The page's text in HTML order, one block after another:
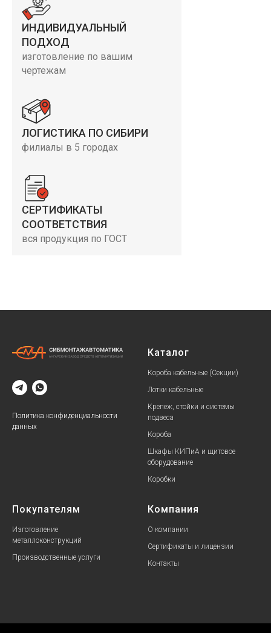
ИНДИВИДУАЛЬНЫЙ
ПОДХОД
изготовление по вашим
чертежам
ЛОГИСТИКА ПО СИБИРИ
филиалы в 5 городах
СЕРТИФИКАТЫ
СООТВЕТСТВИЯ
вся продукция по ГОСТ
Политика конфиденциальности
данных
Каталог
Короба кабельные (Секции)
Лотки кабельные
Крепеж, стойки и системы
подвеса
Короба
Шкафы КИПиА и щитовое
оборудование
Коробки
Покупателям
Изготовление
металлоконструкций
Производственные услуги
Компания
О компании
Сертификаты и лицензии
Контакты